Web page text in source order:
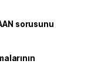
sorusunu